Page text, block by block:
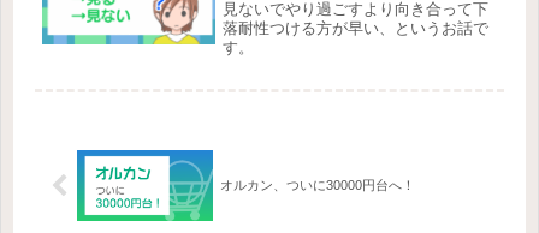
見ないでやり過ごすより向き合って下
落耐性つける方が早い、というお話で
す。
オルカン、ついに30000円台へ！